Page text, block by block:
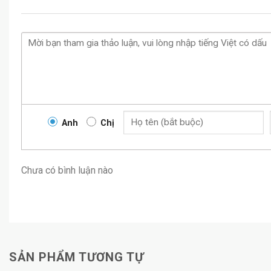
Anh Chị
Chưa có bình luận nào
SẢN PHẨM TƯƠNG TỰ